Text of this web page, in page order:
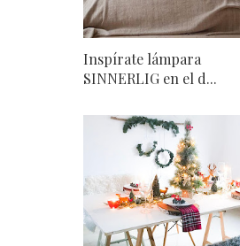
Inspírate lámpara
SINNERLIG en el d...